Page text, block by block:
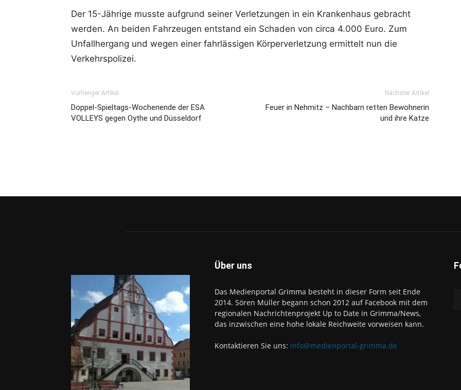
Der 15-Jährige musste aufgrund seiner Verletzungen in ein Krankenhaus gebracht
werden. An beiden Fahrzeugen entstand ein Schaden von circa 4.000 Euro. Zum
Unfallhergang und wegen einer fahrlässigen Körperverletzung ermittelt nun die
Verkehrspolizei.
Vorheriger Artikel
Doppel-Spieltags-Wochenende der ESA
VOLLEYS gegen Oythe und Düsseldorf
Nächster Artikel
Feuer in Nehmitz – Nachbarn retten Bewohnerin
und ihre Katze
Über uns
Das Medienportal Grimma besteht in dieser Form seit Ende
2014. Sören Müller begann schon 2012 auf Facebook mit dem
regionalen Nachrichtenprojekt Up to Date in Grimma/News,
das inzwischen eine hohe lokale Reichweite vorweisen kann.
Kontaktieren Sie uns: info@medienportal-grimma.de